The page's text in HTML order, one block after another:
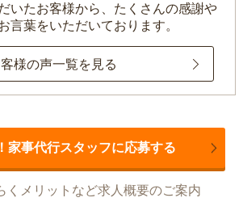
いたお客様から、 たくさんの感謝や
言葉をいただいております。
様の声一覧を見る
家事代行スタッフに応募する
くメリットなど求人概要のご案内